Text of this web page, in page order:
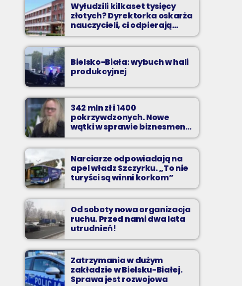
Wyłudzili kilkaset tysięcy
złotych? Dyrektorka oskarża
nauczycieli, ci odpierają
zarzuty
Bielsko-Biała: wybuch w hali
produkcyjnej
342 mln zł i 1400
pokrzywdzonych. Nowe
wątki w sprawie biznesmena
z Bielska-Białej
Narciarze odpowiadają na
apel władz Szczyrku. „To nie
turyści są winni korkom”
Od soboty nowa organizacja
ruchu. Przed nami dwa lata
utrudnień!
Zatrzymania w dużym
zakładzie w Bielsku-Białej.
Sprawa jest rozwojowa